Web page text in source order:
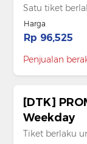
Satu tiket
Harga
Rp 96,525
Penjualan
[DTK]
Weekday
Tiket berlaku